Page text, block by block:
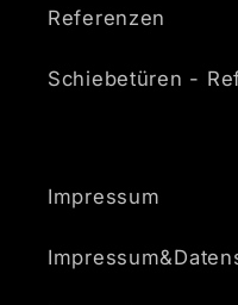
Referenzen
Schiebetüren -
Impressum